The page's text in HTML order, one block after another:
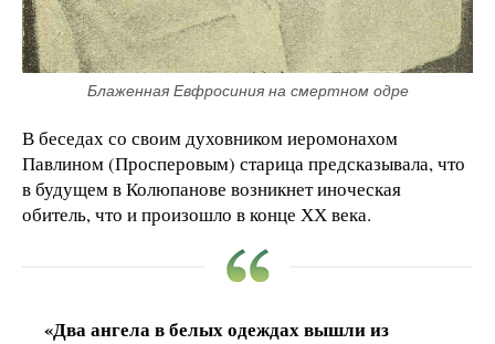
Блаженная Евфросиния на смертном одре
В беседах со своим духовником иеромонахом
Павлином (Просперовым) старица предсказывала, что
в будущем в Колюпанове возникнет иноческая
обитель, что и произошло в конце ХХ века.
«Два ангела в белых одеждах вышли из